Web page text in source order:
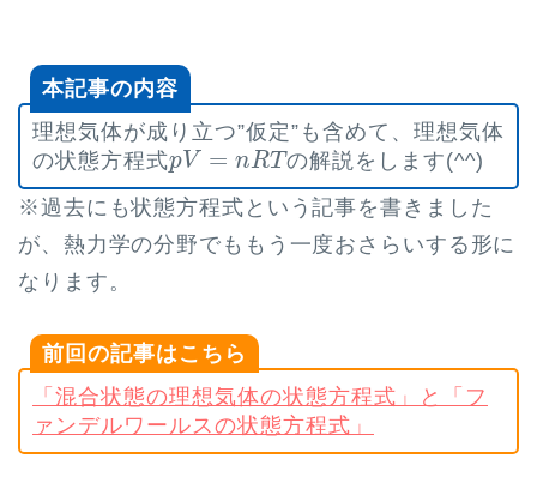
本記事の内容
理想気体が成り立つ”仮定”も含めて、理想気体
の状態方程式pV = nRT
pV= n RT
の解説をします(^^)
※過去にも状態方程式という記事を書きました
が、熱力学の分野でももう一度おさらいする形に
なります。
前回の記事はこちら
「混合状態の理想気体の状態方程式」と「フ
ァンデルワールスの状態方程式」